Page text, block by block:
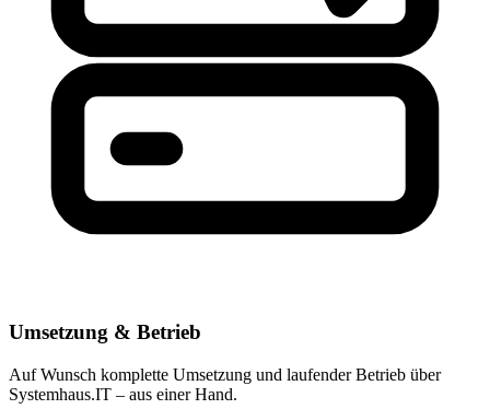
Umsetzung & Betrieb
Auf Wunsch komplette Umsetzung und laufender Betrieb über
Systemhaus.IT – aus einer Hand.